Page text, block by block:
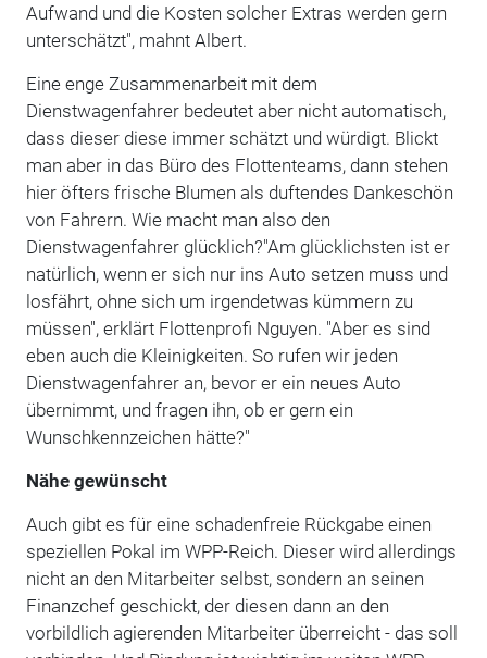
Aufwand und die Kosten solcher Extras werden gern
unterschätzt", mahnt Albert.
Eine enge Zusammenarbeit mit dem
Dienstwagenfahrer bedeutet aber nicht automatisch,
dass dieser diese immer schätzt und würdigt. Blickt
man aber in das Büro des Flottenteams, dann stehen
hier öfters frische Blumen als duftendes Dankeschön
von Fahrern. Wie macht man also den
Dienstwagenfahrer glücklich?"Am glücklichsten ist er
natürlich, wenn er sich nur ins Auto setzen muss und
losfährt, ohne sich um irgendetwas kümmern zu
müssen", erklärt Flottenprofi Nguyen. "Aber es sind
eben auch die Kleinigkeiten. So rufen wir jeden
Dienstwagenfahrer an, bevor er ein neues Auto
übernimmt, und fragen ihn, ob er gern ein
Wunschkennzeichen hätte?"
Nähe gewünscht
Auch gibt es für eine schadenfreie Rückgabe einen
speziellen Pokal im WPP-Reich. Dieser wird allerdings
nicht an den Mitarbeiter selbst, sondern an seinen
Finanzchef geschickt, der diesen dann an den
vorbildlich agierenden Mitarbeiter überreicht - das soll